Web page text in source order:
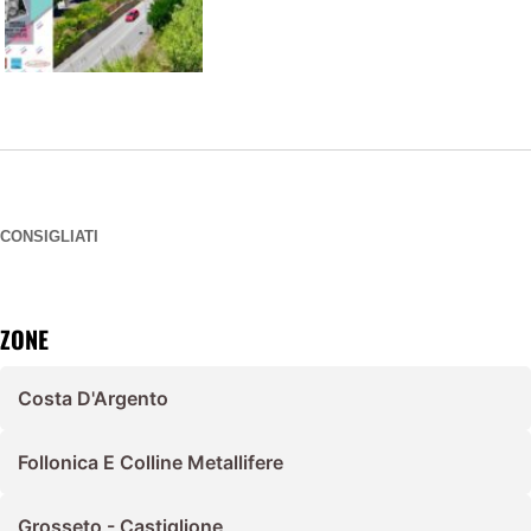
CONSIGLIATI
ZONE
Costa D'Argento
Follonica E Colline Metallifere